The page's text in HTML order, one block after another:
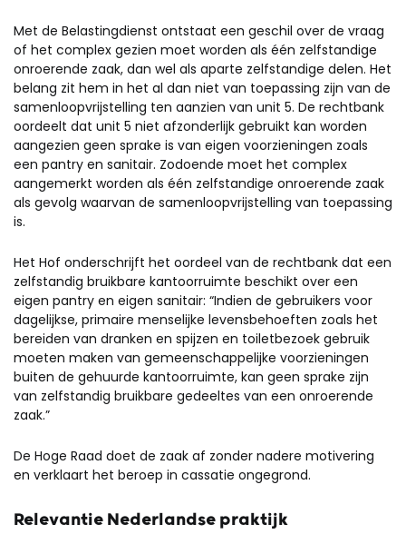
Met de Belastingdienst ontstaat een geschil over de vraag
of het complex gezien moet worden als één zelfstandige
onroerende zaak, dan wel als aparte zelfstandige delen. Het
belang zit hem in het al dan niet van toepassing zijn van de
samenloopvrijstelling ten aanzien van unit 5. De rechtbank
oordeelt dat unit 5 niet afzonderlijk gebruikt kan worden
aangezien geen sprake is van eigen voorzieningen zoals
een pantry en sanitair. Zodoende moet het complex
aangemerkt worden als één zelfstandige onroerende zaak
als gevolg waarvan de samenloopvrijstelling van toepassing
is.
Het Hof onderschrijft het oordeel van de rechtbank dat een
zelfstandig bruikbare kantoorruimte beschikt over een
eigen pantry en eigen sanitair: “Indien de gebruikers voor
dagelijkse, primaire menselijke levensbehoeften zoals het
bereiden van dranken en spijzen en toiletbezoek gebruik
moeten maken van gemeenschappelijke voorzieningen
buiten de gehuurde kantoorruimte, kan geen sprake zijn
van zelfstandig bruikbare gedeeltes van een onroerende
zaak.”
De Hoge Raad doet de zaak af zonder nadere motivering
en verklaart het beroep in cassatie ongegrond.
Relevantie Nederlandse praktijk